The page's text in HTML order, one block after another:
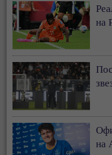
на
на